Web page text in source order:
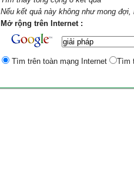
Nếu kết quả này không như mong
Mở rộng trên Internet :
Tìm trên toàn mạng Internet Tìm